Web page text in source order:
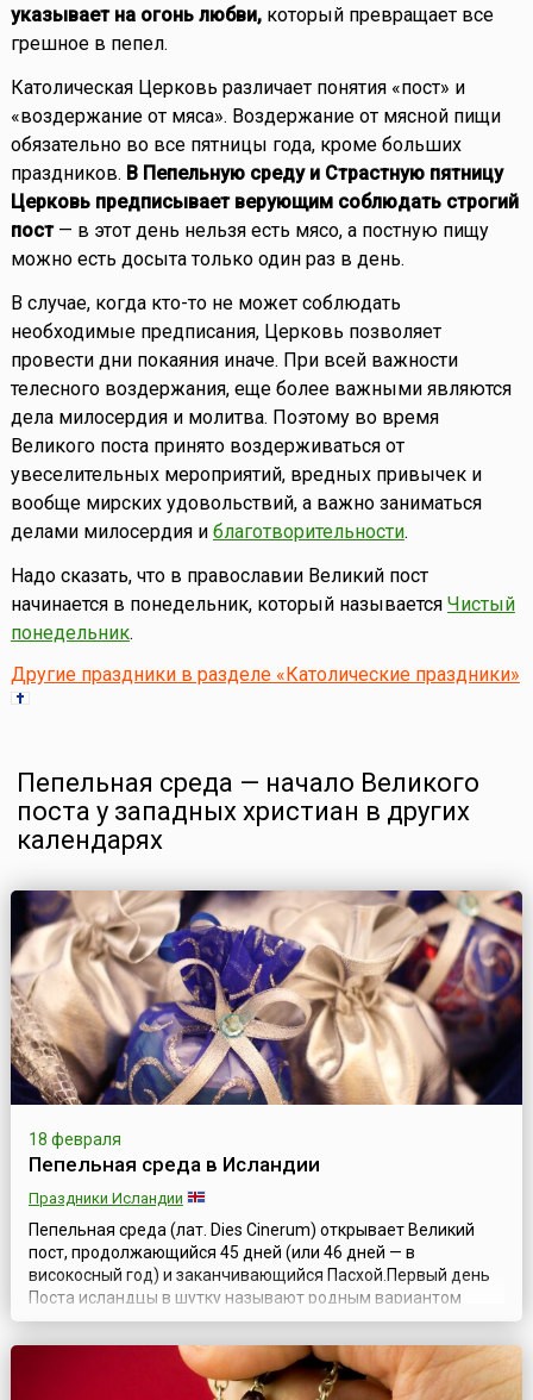
указывает на огонь любви,который превращает все
грешное в пепел.
Католическая Церковь различает понятия «пост» и
«воздержание от мяса». Воздержание от мясной пищи
обязательно во все пятницы года, кроме больших
праздников. В Пепельную среду и Страстную пятницу
Церковь предписывает верующим соблюдать строгий
пост— в этот день нельзя есть мясо, а постную пищу
можно есть досыта только один раз в день.
В случае, когда кто-то не может соблюдать
необходимые предписания, Церковь позволяет
провести дни покаяния иначе. При всей важности
телесного воздержания, еще более важными являются
дела милосердия и молитва. Поэтому во время
Великого поста принято воздерживаться от
увеселительных мероприятий, вредных привычек и
вообще мирских удовольствий, а важно заниматься
делами милосердия и благотворительности.
Надо сказать, что в православии Великий пост
начинается в понедельник, который называется Чистый
понедельник.
Другие праздники в разделе «Католические праздники»
Пепельная среда — начало Великого
поста у западных христиан в других
календарях
18 февраля
Пепельная среда в Исландии
Праздники Исландии
Пепельная среда (лат. Dies Cinerum) открывает Великий
пост, продолжающийся 45 дней (или 46 дней — в
високосный год) и заканчивающийся Пасхой.Первый день
Поста исландцы в шутку называют родным вариантом
Хеллоуина. Дело в том, что с самого утра исландская
ребятня наряжается в костюмы и идет штурмовать дома и
магазины. Правда, в отличие от американского праздника,
здесь детям приходится «заработа...